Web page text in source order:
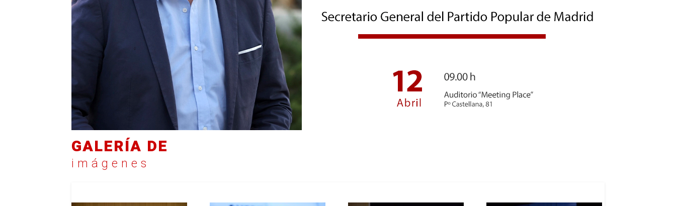
GALERÍA DE
imágenes